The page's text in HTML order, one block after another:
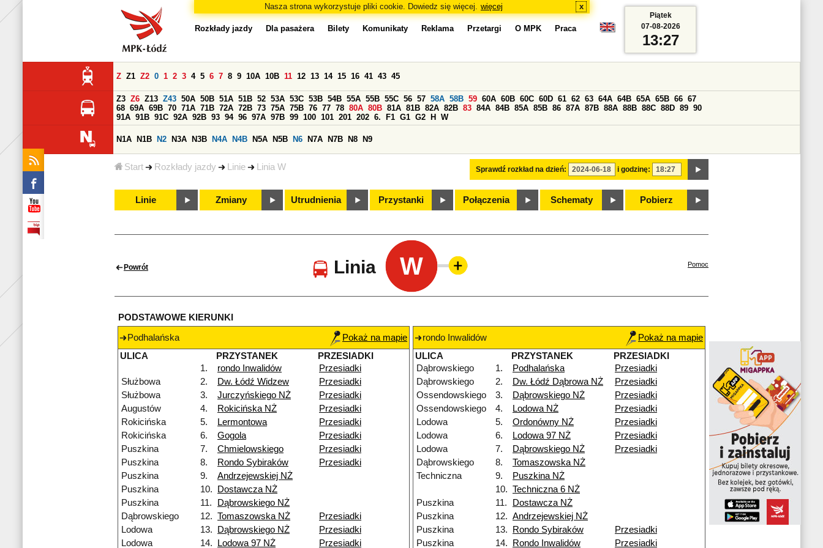
Nasza strona wykorzystuje pliki cookie. Dowiedz się więcej. więcej x
Start Rozkłady jazdy Linie Linia W
Rozkłady jazdy Dla pasażera Bilety Komunikaty Reklama Przetargi O MPK Praca
Sprawdź rozkład na dzień: i godzinę:
Z Z1 Z2 0 1 2 3 4 5 6 7 8 9 10A 10B 11 12 13 14 15 16 41 43 45
Z3 Z6 Z13 Z43 50A 50B 51A 51B 52 53A 53C 53B 54B 55A 55B 55C 56 57 58A 58B 59 60A 60B 60C 60D 61 62 63 64A 64B 65A 65B 66 67
68 69A 69B 70 71A 71B 72A 72B 73 75A 75B 76 77 78 80A 80B 81A 81B 82A 82B 83 84A 84B 85A 85B 86 87A 87B 88A 88B 88C 88D 89 90
91A 91B 91C 92A 92B 93 94 96 97A 97B 99 100 101 201 202 6. F1 G1 G2 H W
N1A N1B N2 N3A N3B N4A N4B N5A N5B N6 N7A N7B N8 N9
Linie Zmiany Utrudnienia Przystanki Połączenia Schematy Pobierz
Piątek
07-08-2026
13:27
Powrót Linia W Pomoc
PODSTAWOWE KIERUNKI
Podhalańska
Pokaż na mapie
ULICA
PRZYSTANEK
PRZESIADKI
1.
rondo Inwalidów
Przesiadki
Służbowa
2. Dw. Łódź Widzew
Przesiadki
Służbowa
3. Jurczyńskiego NŻ
Przesiadki
Augustów
4. Rokicińska NŻ
Przesiadki
Rokicińska
5. Lermontowa
Przesiadki
Rokicińska
6. Gogola
Przesiadki
Puszkina
7. Chmielowskiego
Przesiadki
Puszkina
8. Rondo Sybiraków
Przesiadki
Puszkina
9.
Andrzejewskiej NŻ
Puszkina
10.
Dostawcza NŻ
Puszkina
11.
Dąbrowskiego NŻ
Dąbrowskiego
12. Tomaszowska NŻ
Przesiadki
Lodowa
13. Dąbrowskiego NŻ
Przesiadki
Lodowa
14. Lodowa 97 NŻ Przesiadki
rondo Inwalidów
Pokaż na mapie
ULICA
PRZYSTANEK
PRZESIADKI
Dąbrowskiego
1. Podhalańska
Przesiadki
Dąbrowskiego
2. Dw. Łódź Dąbrowa NŻ
Przesiadki
Ossendowskiego
3. Dąbrowskiego NŻ
Przesiadki
Ossendowskiego
4. Lodowa NŻ
Przesiadki
Lodowa
5. Ordonówny NŻ
Przesiadki
Lodowa
6. Lodowa 97 NŻ
Przesiadki
Lodowa
7. Dąbrowskiego NŻ
Przesiadki
Dąbrowskiego
8.
Tomaszowska NŻ
Techniczna
9.
Puszkina NŻ
10. Techniczna 6 NŻ
Puszkina
11.
Dostawcza NŻ
Puszkina
12. Andrzejewskiej NŻ
Puszkina
13. Rondo Sybiraków
Przesiadki
Puszkina
14. Rondo Inwalidów Przesiadki